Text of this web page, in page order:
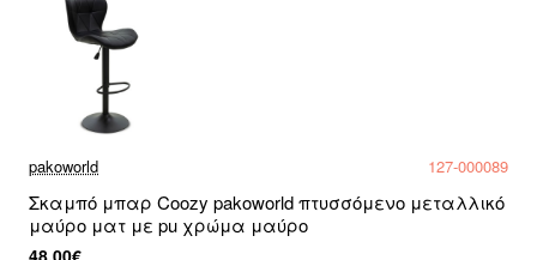
pakoworld 127-000089
Σκαμπό μπαρ Coozy pakoworld πτυσσόμενο μεταλλικό
μαύρο ματ με pu χρώμα μαύρο
48,00€